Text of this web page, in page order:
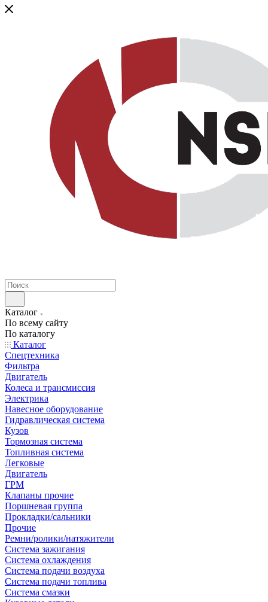
Каталог
По всему сайту
По каталогу
Каталог
Спецтехника
Фильтра
Двигатель
Колеса и трансмиссия
Электрика
Навесное оборудование
Гидравлическая система
Кузов
Тормозная система
Топливная система
Легковые
Двигатель
ГРМ
Клапаны прочие
Поршневая группа
Прокладки/сальники
Прочие
Ремни/ролики/натяжители
Система зажигания
Система охлаждения
Система подачи воздуха
Система подачи топлива
Система смазки